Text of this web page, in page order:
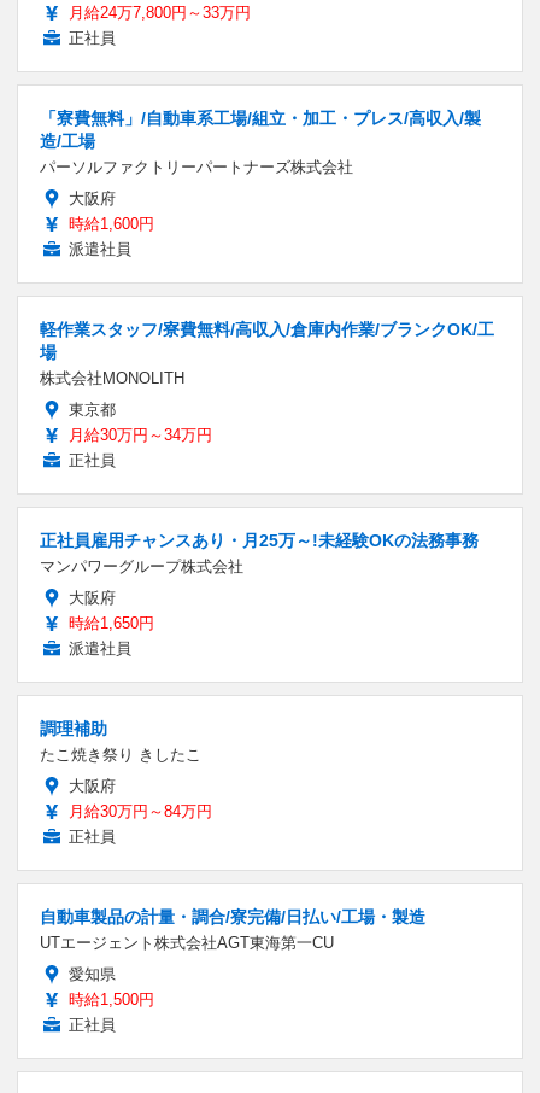
月給24万7,800円～33万円
正社員
「寮費無料」/自動車系工場/組立・加工・プレス/高収入/製
造/工場
パーソルファクトリーパートナーズ株式会社
大阪府
時給1,600円
派遣社員
軽作業スタッフ/寮費無料/高収入/倉庫内作業/ブランクOK/工
場
株式会社MONOLITH
東京都
月給30万円～34万円
正社員
正社員雇用チャンスあり・月25万～!未経験OKの法務事務
マンパワーグループ株式会社
大阪府
時給1,650円
派遣社員
調理補助
たこ焼き祭り きしたこ
大阪府
月給30万円～84万円
正社員
自動車製品の計量・調合/寮完備/日払い/工場・製造
UTエージェント株式会社AGT東海第一CU
愛知県
時給1,500円
正社員